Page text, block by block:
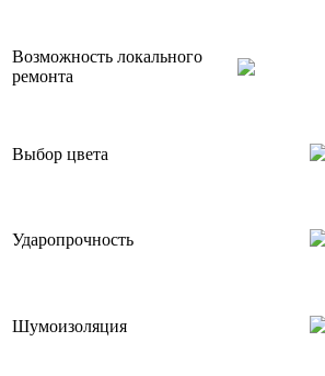
Возможность локального
ремонта
Выбор цвета
Ударопрочность
Шумоизоляция